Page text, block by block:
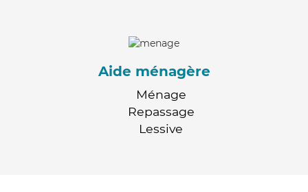
Aide ménagère
Ménage
Repassage
Lessive